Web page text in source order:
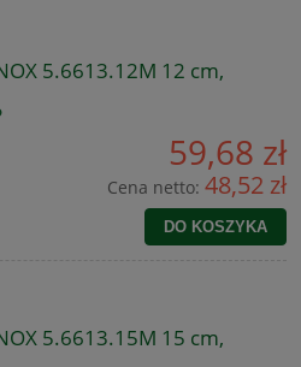
5.6613.12M 12 cm,
59,68 zł
Cena netto: 48,52 zł
DO KOSZYKA
5.6613.15M 15 cm,